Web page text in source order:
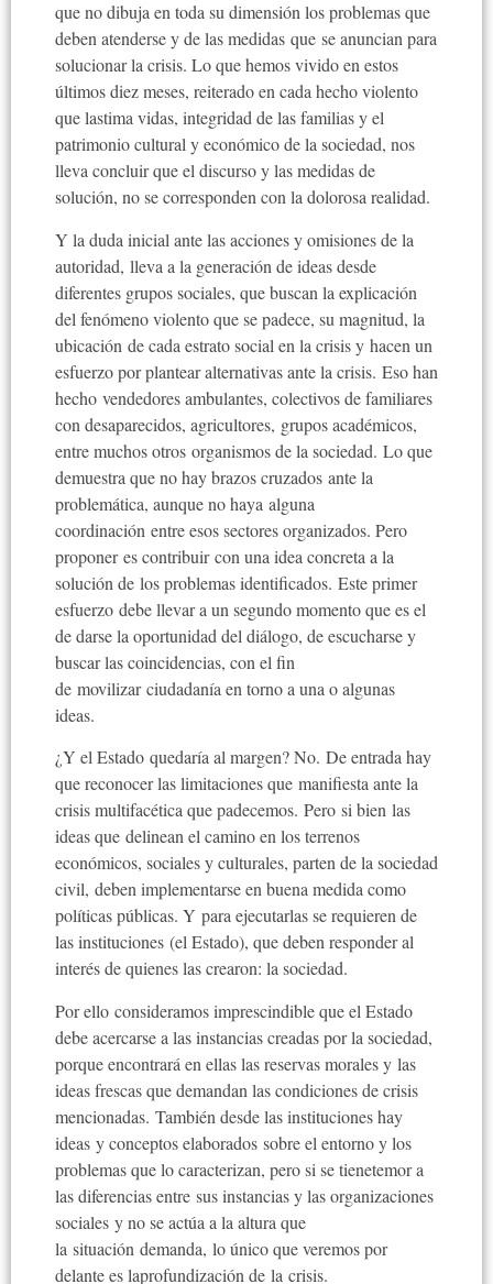
que no dibuja en toda su dimensión los problemas que
deben atenderse y de las medidas que se anuncian para
solucionar la crisis. Lo que hemos vivido en estos
últimos diez meses, reiterado en cada hecho violento
que lastima vidas, integridad de las familias y el
patrimonio cultural y económico de la sociedad, nos
lleva concluir que el discurso y las medidas de
solución, no se corresponden con la dolorosa realidad.
Y la duda inicial ante las acciones y omisiones de la
autoridad, lleva a la generación de ideas desde
diferentes grupos sociales, que buscan la explicación
del fenómeno violento que se padece, su magnitud, la
ubicación de cada estrato social en la crisis y hacen un
esfuerzo por plantear alternativas ante la crisis. Eso han
hecho vendedores ambulantes, colectivos de familiares
con desaparecidos, agricultores, grupos académicos,
entre muchos otros organismos de la sociedad. Lo que
demuestra que no hay brazos cruzados ante la
problemática, aunque no haya alguna
coordinación entre esos sectores organizados. Pero
proponer es contribuir con una idea concreta a la
solución de los problemas identificados. Este primer
esfuerzo debe llevar a un segundo momento que es el
de darse la oportunidad del diálogo, de escucharse y
buscar las coincidencias, con el fin
de movilizar ciudadanía en torno a una o algunas
ideas.
¿Y el Estado quedaría al margen? No. De entrada hay
que reconocer las limitaciones que manifiesta ante la
crisis multifacética que padecemos. Pero si bien las
ideas que delinean el camino en los terrenos
económicos, sociales y culturales, parten de la sociedad
civil, deben implementarse en buena medida como
políticas públicas. Y para ejecutarlas se requieren de
las instituciones (el Estado), que deben responder al
interés de quienes las crearon: la sociedad.
Por ello consideramos imprescindible que el Estado
debe acercarse a las instancias creadas por la sociedad,
porque encontrará en ellas las reservas morales y las
ideas frescas que demandan las condiciones de crisis
mencionadas. También desde las instituciones hay
ideas y conceptos elaborados sobre el entorno y los
problemas que lo caracterizan, pero si se tienetemor a
las diferencias entre sus instancias y las organizaciones
sociales y no se actúa a la altura que
la situación demanda, lo único que veremos por
delante es laprofundización de la crisis.